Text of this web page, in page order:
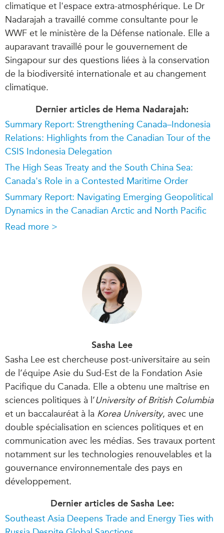
climatique et l'espace extra-atmosphérique. Le Dr
Nadarajah a travaillé comme consultante pour le
WWF et le ministère de la Défense nationale. Elle a
auparavant travaillé pour le gouvernement de
Singapour sur des questions liées à la conservation
de la biodiversité internationale et au changement
climatique.
Dernier articles de Hema Nadarajah:
Summary Report: Strengthening Canada–Indonesia
Relations: Highlights from the Canadian Tour of the
CSIS Indonesia Delegation
The High Seas Treaty and the South China Sea:
Canada's Role in a Contested Maritime Order
Summary Report: Navigating Emerging Geopolitical
Dynamics in the Canadian Arctic and North Pacific
Read more >
Sasha Lee
Sasha Lee est chercheuse post-universitaire au sein
de l’équipe Asie du Sud-Est de la Fondation Asie
Pacifique du Canada. Elle a obtenu une maîtrise en
sciences politiques à l’University of British Columbia
et un baccalauréat à la Korea University, avec une
double spécialisation en sciences politiques et en
communication avec les médias. Ses travaux portent
notamment sur les technologies renouvelables et la
gouvernance environnementale des pays en
développement.
Dernier articles de Sasha Lee:
Southeast Asia Deepens Trade and Energy Ties with